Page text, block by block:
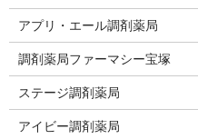
アプリ・エール調剤薬局
調剤薬局ファーマシー宝塚
ステージ調剤薬局
アイビー調剤薬局